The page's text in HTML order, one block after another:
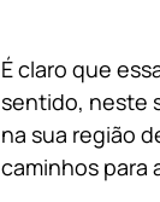
É claro que
sentido, neste
na sua região
caminhos para